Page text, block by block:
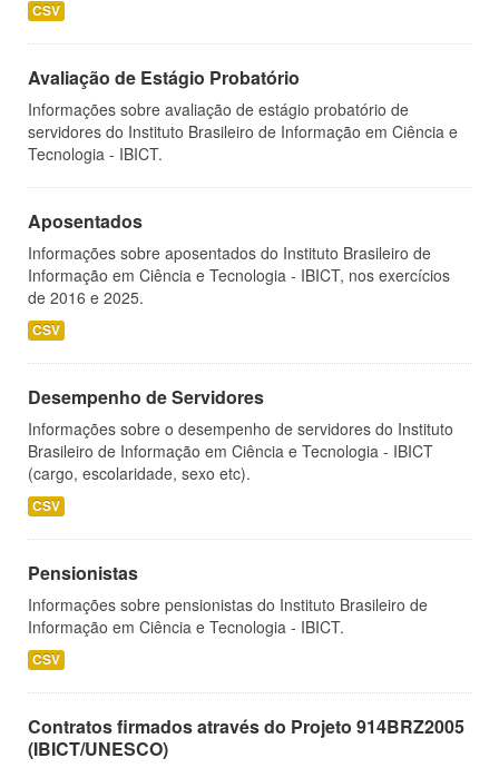
CSV
Avaliação de Estágio Probatório
Informações sobre avaliação de estágio probatório de
servidores do Instituto Brasileiro de Informação em Ciência e
Tecnologia - IBICT.
Aposentados
Informações sobre aposentados do Instituto Brasileiro de
Informação em Ciência e Tecnologia - IBICT, nos exercícios
de 2016 e 2025.
CSV
Desempenho de Servidores
Informações sobre o desempenho de servidores do Instituto
Brasileiro de Informação em Ciência e Tecnologia - IBICT
(cargo, escolaridade, sexo etc).
CSV
Pensionistas
Informações sobre pensionistas do Instituto Brasileiro de
Informação em Ciência e Tecnologia - IBICT.
CSV
Contratos firmados através do Projeto 914BRZ2005
(IBICT/UNESCO)